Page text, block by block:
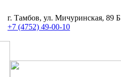
г. Тамбов, ул. Мичуринская, 89 Б
+7 (4752) 49-00-10